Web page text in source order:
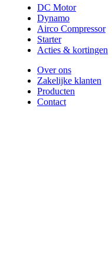
DC Motor
Dynamo
Airco Compressor
Starter
Acties & kortingen
Over ons
Zakelijke klanten
Producten
Contact